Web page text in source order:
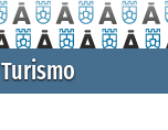
Turismo